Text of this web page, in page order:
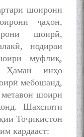
шоирони
ҷаҳон,
шоирӣ,
нодираи
муфлиқ,
Ҳамаи инҳо
мебошанд,
шоири
Шахсияти
Тоҷикистон
кардааст: